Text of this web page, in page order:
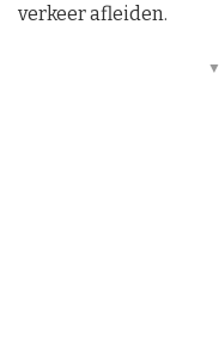
verkeer afleiden.